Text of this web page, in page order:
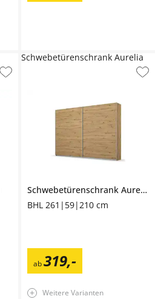
Schwebetürenschrank Aurelia
BHL 261|59|210 cm
ab 319,-
Schwebetürenschrank Aurelia
Weitere Varianten